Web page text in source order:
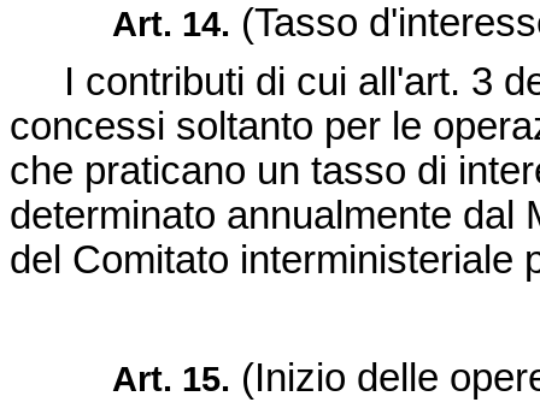
Art. 14. (Tasso
I contributi di cui all'art. 3
concessi soltanto per le
che praticano un tasso di
determinato annualmente dal
del Comitato interministeriale
Art. 15. (Inizio delle